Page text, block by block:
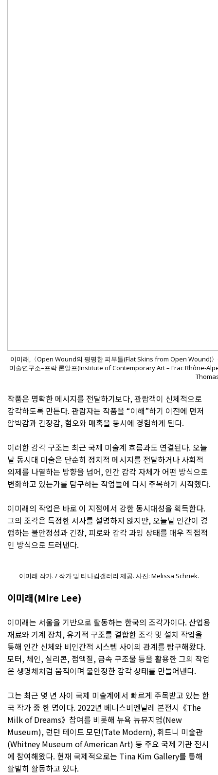
이미래,〈Open Wound의 평평한 피부들(Flat Skins from Open Wound)
미술연구소–프락 론알프(Institute of Contemporary Art – Frac Rhône-
작품은 명확한 메시지를 전달하기보다, 관람객이 신체적으로
감각하도록 만든다. 관람자는 작품을 “이해”하기 이전에 먼저
압박감과 긴장감, 혐오와 매혹을 동시에 경험하게 된다.
이러한 감각 구조는 최근 국제 미술계 흐름과도 연결된다. 오늘
날 동시대 미술은 단순히 정치적 메시지를 전달하거나 사회적
의제를 나열하는 방향을 넘어, 인간 감각 자체가 어떤 방식으로
변화하고 있는가를 탐구하는 작업들에 다시 주목하기 시작했다.
이미래의 작업은 바로 이 지점에서 강한 동시대성을 획득한다.
그의 조각은 특정한 서사를 설명하지 않지만, 오늘날 인간이 경
험하는 불안정성과 긴장, 피로와 감각 과잉 상태를 매우 직접적
인 방식으로 드러낸다.
이미래 작가. / 작가 및 티나킴갤러리 제공. 사진: Melissa Schriek.
이미래(Mire Lee)
이미래는 서울을 기반으로 활동하는 한국의 조각가이다. 산업용
재료와 기계 장치, 유기적 구조를 결합한 조각 및 설치 작업을
통해 인간 신체와 비인간적 시스템 사이의 관계를 탐구해왔다.
모터, 체인, 실리콘, 점액질, 금속 구조물 등을 활용한 그의 작업
은 생명체처럼 움직이며 불안정한 감각 상태를 만들어낸다.
그는 최근 몇 년 사이 국제 미술계에서 빠르게 주목받고 있는 한
국 작가 중 한 명이다. 2022년 베니스비엔날레 본전시《The
Milk of Dreams》참여를 비롯해 뉴욕 뉴뮤지엄(New
Museum), 런던 테이트 모던(Tate Modern), 휘트니 미술관
(Whitney Museum of American Art) 등 주요 국제 기관 전시
에 참여해왔다. 현재 국제적으로는 Tina Kim Gallery를 통해
활발히 활동하고 있다.